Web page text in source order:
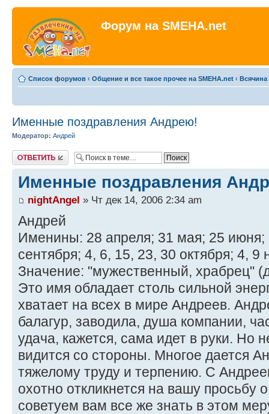
Форум на SMEHA.net
Список форумов ‹ Общение и все такое прочее на SMEHA.net ‹ Всячина
Именные поздравления Андрею!
Модератор: Андрей
Ответить
Именные поздравления
nightAngel » Чт дек 14, 2006 2:34 am
Андрей
Именины: 28 апреля; 31 мая; 25 июня;
сентября; 4, 6, 15, 23, 30 октября; 4, 9
Значение: "мужественный, храбрец"
Это имя обладает столь сильной
хватает на всех в мире Андреев.
балагур, заводила, душа компании,
удача, кажется, сама идет в руки. Но
видится со стороны. Многое дается
тяжелому труду и терпению. С
охотно откликнется на вашу
советуем вам все же знать в этом